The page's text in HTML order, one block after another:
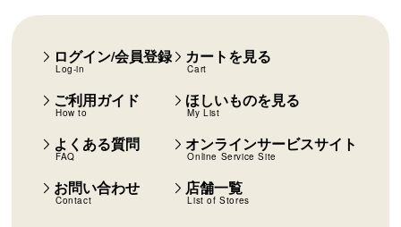
ログイン/会員登録
Log-in
カートを見る
Cart
ご利用ガイド
How to
ほしいものを見る
My List
よくある質問
FAQ
オンラインサービスサイト
Online Service Site
お問い合わせ
Contact
店舗一覧
List of Stores